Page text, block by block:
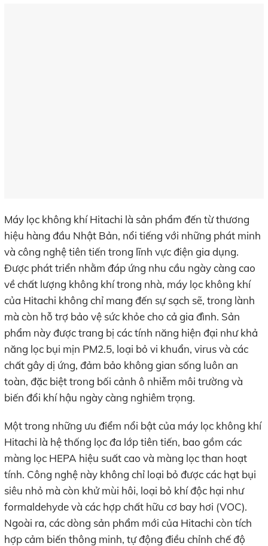
Máy lọc không khí Hitachi là sản phẩm đến từ thương
hiệu hàng đầu Nhật Bản, nổi tiếng với những phát minh
và công nghệ tiên tiến trong lĩnh vực điện gia dụng.
Được phát triển nhằm đáp ứng nhu cầu ngày càng cao
về chất lượng không khí trong nhà, máy lọc không khí
của Hitachi không chỉ mang đến sự sạch sẽ, trong lành
mà còn hỗ trợ bảo vệ sức khỏe cho cả gia đình. Sản
phẩm này được trang bị các tính năng hiện đại như khả
năng lọc bụi mịn PM2.5, loại bỏ vi khuẩn, virus và các
chất gây dị ứng, đảm bảo không gian sống luôn an
toàn, đặc biệt trong bối cảnh ô nhiễm môi trường và
biến đổi khí hậu ngày càng nghiêm trọng.
Một trong những ưu điểm nổi bật của máy lọc không khí
Hitachi là hệ thống lọc đa lớp tiên tiến, bao gồm các
màng lọc HEPA hiệu suất cao và màng lọc than hoạt
tính. Công nghệ này không chỉ loại bỏ được các hạt bụi
siêu nhỏ mà còn khử mùi hôi, loại bỏ khí độc hại như
formaldehyde và các hợp chất hữu cơ bay hơi (VOC).
Ngoài ra, các dòng sản phẩm mới của Hitachi còn tích
hợp cảm biến thông minh, tự động điều chỉnh chế độ